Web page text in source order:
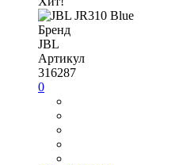
Бренд
JBL
Артикул
316287
0